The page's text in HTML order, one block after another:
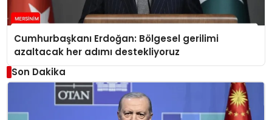
Cumhurbaşkanı Erdoğan: Bölgesel gerilimi
azaltacak her adımı destekliyoruz
Son Dakika